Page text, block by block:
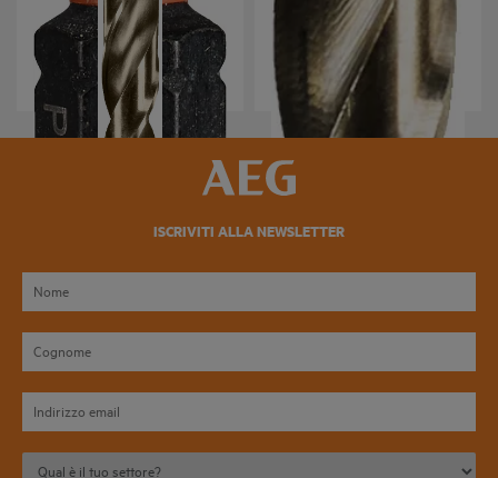
Punte metallo HSS-G
AAKHSSG
Variazioni prodotto : x1
Punte metallo HSS-G
Cobalto
AAKHSSCBT
Variazioni prodotto
ISCRIVITI ALLA NEWSLETTER